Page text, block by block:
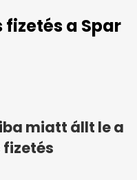
a Spar
miatt állt le a